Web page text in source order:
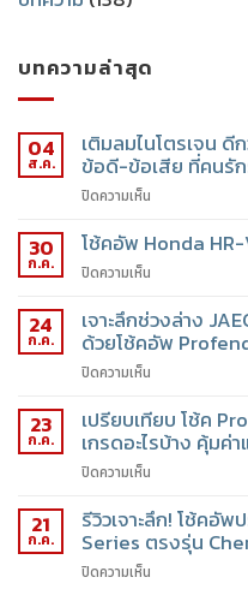
บทความล่าสุด
04
ส.ค.
เติมลมไนโตรเจน ดี
ข้อดี-ข้อเสีย ที่คนรั
ปิดความเห็น
30
ก.ค.
โช้คอัพ Honda
ปิดความเห็น
24
ก.ค.
เจาะลึกช่วงล่าง
ด้วยโช้คอัพ
ปิดความเห็น
23
ก.ค.
เปรียบเทียบ โช้ค
เกรดอะไรบ้าง คุ้มค่
ปิดความเห็น
21
ก.ค.
รีวิวเจาะลึก! โช้คอั
Series ตรงรุ่น
ปิดความเห็น